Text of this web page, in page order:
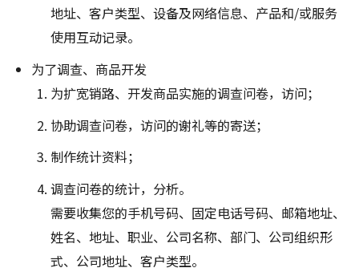
地址、客户类型、设备及网络信息、产品和/或服务
使用互动记录。
为了调查、商品开发
为扩宽销路、开发商品实施的调查问卷，访问；
协助调查问卷，访问的谢礼等的寄送；
制作统计资料；
调查问卷的统计，分析。
需要收集您的手机号码、固定电话号码、邮箱地址、
姓名、地址、职业、公司名称、部门、公司组织形
式、公司地址、客户类型。